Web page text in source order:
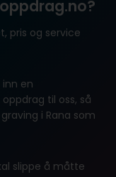
pris og service
en
til oss, så
i Rana som
slippe å måtte